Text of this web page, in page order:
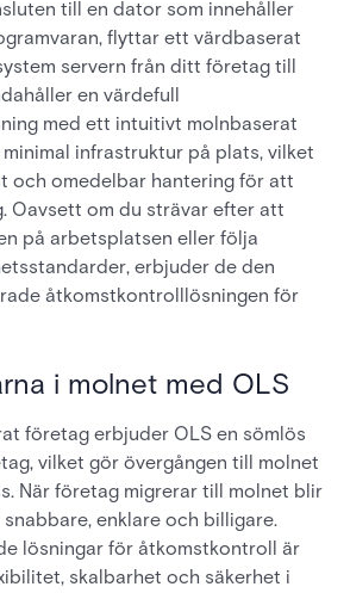
till en dator som innehåller
flyttar ett värdbaserat
servern från ditt företag till
en värdefull
med ett intuitivt molnbaserat
infrastruktur på plats, vilket
och omedelbar hantering för att
Oavsett om du strävar efter att
på arbetsplatsen eller följa
erbjuder de den
åtkomstkontrolllösningen för
i molnet med OLS
företag erbjuder OLS en sömlös
vilket gör övergången till molnet
När företag migrerar till molnet blir
enklare och billigare.
lösningar för åtkomstkontroll är
skalbarhet och säkerhet i